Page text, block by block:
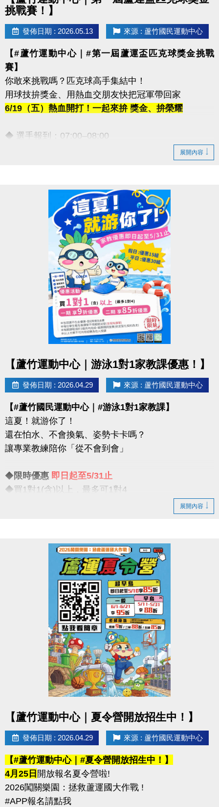
挑戰賽！】
發佈日期 : 2026.05.13 來源 : 蘆竹國民運動中心
【#蘆竹運動中心｜#第一屆蘆運盃匹克球獎金挑戰
賽】
你敢來挑戰嗎？匹克球高手集結中！
用球技拚獎金、用熱血交朋友快把冠軍帶回家
6/19（五）熱血開打！一起來拚 獎金、拚榮耀
◆ 選手報到：07:00–08:00
◆ 第一名｜5,000元
◆ 第二名｜3,000元
◆ 第三名｜2,000元
◆ 報名截止｜即日起至 6/12（五）21:30止
◆ 報名方式：1F 櫃台臨櫃報名
◆ 保證金：$100／隊
※報名請攜帶身分證影本或戶口名簿
----------------------------------------------------------------
【#賽程公告】
----------------------------------------------------------------
【#比賽組別】
◆ 壯年組（35－54歲）
◆ 樂齡組（55歲以上）
比賽項目：混合雙打（不限性別）
【#注意事項】
（一）報名請攜帶身分證為憑，若兩位選手年紀組別
（三）超過比賽時間 3 分鐘未出賽者，以棄權論（以
大會掛鐘為準）。
（四）為使比賽順利進行，大會有權調度場地安排及
出場順序，不得異議。
（五）主辦單位保有延期舉辦比賽、調整場地及最終
（六）如有未盡事宜，依現場公告為主。
（七）洽詢專線：03-263-9066 #115、116
展開內容
【蘆竹運動中心｜游泳1對1家教課優惠！】
發佈日期 : 2026.04.29 來源 : 蘆竹國民運動中心
【#蘆竹國民運動中心｜#游泳1對1家教課】
這夏！就游你了！
還在怕水、不會換氣、姿勢卡卡嗎？
讓專業教練陪你「從不會到會」
◆限時優惠 即日起至5/31止
◆買1對1(含)以上，最多可1對4
◆假日15組 / 平日30組
真的慢了就沒有！這個夏天，不只是玩水
是讓你真正「學會游」
----------------------------
※包班課不在此優惠，登記時需先收費
※每位學生報名後課堂不得超過30堂(含現有課單)
※每期課程須於3個月內完成，逾期視同放棄(依定型
化契約為主)
※以上方案不可共用或轉為他人授課
----------------------------
連絡資訊
-洽詢專線：03-2639066 #111、112
https://www.lzsports.com.tw/zh_TW/news/pageID/1/
-FB : 桃園市蘆竹國民運動中心
-IG : @luzhusports
展開內容
【蘆竹運動中心｜夏令營開放招生中！】
發佈日期 : 2026.04.29 來源 : 蘆竹國民運動中心
【#蘆竹運動中心｜#夏令營開放招生中！】
4月25日 開放報名夏令營啦!
2026闖關樂園：拯救蘆運國大作戰 !
#APP報名請點我